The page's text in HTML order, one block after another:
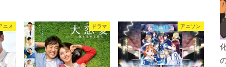
ニメ ドラマ アニソン